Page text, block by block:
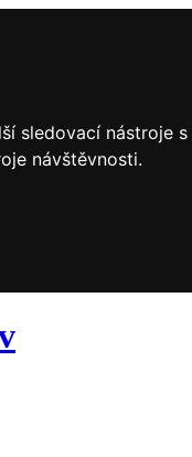
sledovací nástroje
návštěvnosti.